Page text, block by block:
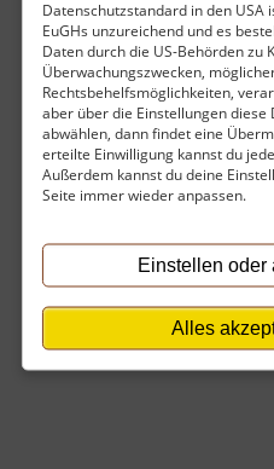
Datenschutzstandard in den USA
EuGHs unzureichend und es
Daten durch die US-Behörden zu
Überwachungszwecken,
Rechtsbehelfsmöglichkeiten,
aber über die Einstellungen diese
abwählen, dann findet eine
erteilte Einwilligung kannst du
Außerdem kannst du deine
Seite immer wieder anpassen.
Einstellen oder
Alles
heute noch wird es
unterschiedlichen
Um dieses
wird hier
Cookie-